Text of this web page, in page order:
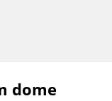
dome